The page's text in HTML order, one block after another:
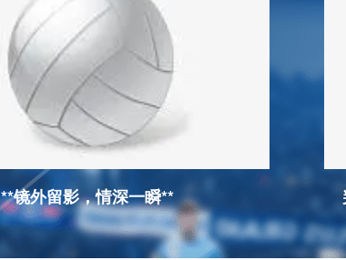
**镜外留影，情深一瞬**